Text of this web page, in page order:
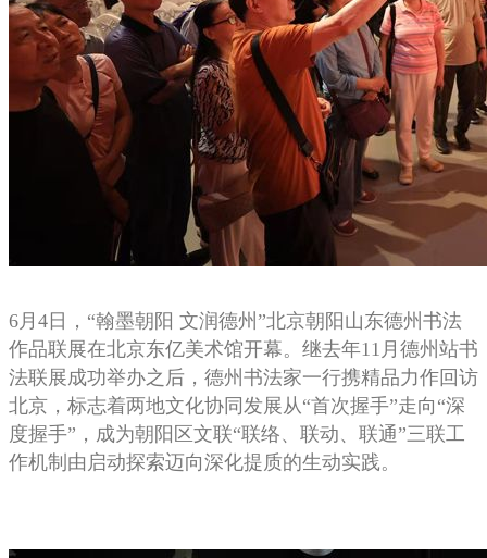
6月4日，“翰墨朝阳 文润德州”北京朝阳山东德州书法
作品联展在北京东亿美术馆开幕。继去年11月德州站书
法联展成功举办之后，德州书法家一行携精品力作回访
北京，标志着两地文化协同发展从“首次握手”走向“深
度握手”，成为朝阳区文联“联络、联动、联通”三联工
作机制由启动探索迈向深化提质的生动实践。